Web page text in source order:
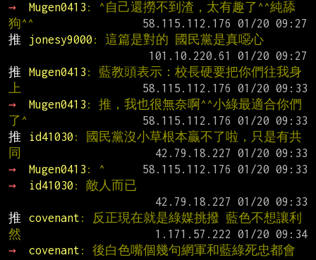
→
Mugen0413 : ^自己還撈不到渣，太有趣了^^純舔
狗^^
推
jonesy9000 : 這篇是對的 國民黨是真噁心
推
Mugen0413 : 藍教頭表示：校長硬要把你們往我身
上
→
Mugen0413 : 推，我也很無奈啊^^小綠最適合你們
了^
推
id41030 : 國民黨沒小草根本贏不了啦，只是有共
同
→
Mugen0413 : ^
→
id41030 : 敵人而已
推
covenant : 反正現在就是綠媒挑撥 藍色不想讓利
然
→
covenant : 後白色嘴個幾句網軍和藍綠死忠都會